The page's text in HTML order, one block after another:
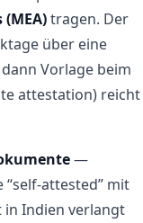
tragen. Der
über eine
Vorlage beim
attestation) reicht
—
attested” mit
in Indien verlangt